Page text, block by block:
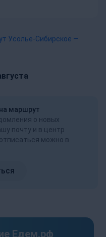
Усолье-Сибирское —
маршрут
о новых
почту и в центр
можно в
Едем.рф